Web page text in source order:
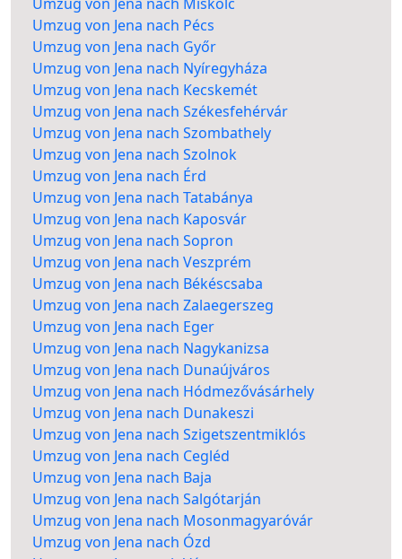
Umzug von Jena nach Pécs
Umzug von Jena nach Győr
Umzug von Jena nach Nyíregyháza
Umzug von Jena nach Kecskemét
Umzug von Jena nach Székesfehérvár
Umzug von Jena nach Szombathely
Umzug von Jena nach Szolnok
Umzug von Jena nach Érd
Umzug von Jena nach Tatabánya
Umzug von Jena nach Kaposvár
Umzug von Jena nach Sopron
Umzug von Jena nach Veszprém
Umzug von Jena nach Békéscsaba
Umzug von Jena nach Zalaegerszeg
Umzug von Jena nach Eger
Umzug von Jena nach Nagykanizsa
Umzug von Jena nach Dunaújváros
Umzug von Jena nach Hódmezővásárhely
Umzug von Jena nach Dunakeszi
Umzug von Jena nach Szigetszentmiklós
Umzug von Jena nach Cegléd
Umzug von Jena nach Baja
Umzug von Jena nach Salgótarján
Umzug von Jena nach Mosonmagyaróvár
Umzug von Jena nach Ózd